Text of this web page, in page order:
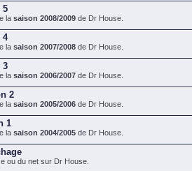
5
la saison 2008/2009 de Dr House.
4
la saison 2007/2008 de Dr House.
3
la saison 2006/2007 de Dr House.
2
la saison 2005/2006 de Dr House.
1
la saison 2004/2005 de Dr House.
ou du net sur Dr House.